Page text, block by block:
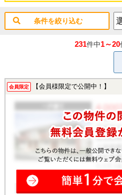
条件を絞り込む
231件中1～20
会員限定 【会員様限定で公開中！】